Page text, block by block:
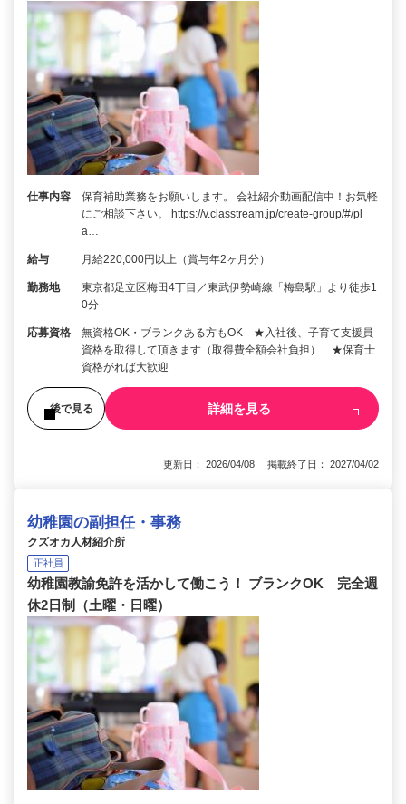
仕事内容
保育補助業務をお願いします。 会社紹介動画配信中！お気軽
にご相談下さい。 https://v.classtream.jp/create-group/#/pl
a…
給与 月給220,000円以上（賞与年2ヶ月分）
勤務地
東京都足立区梅田4丁目／東武伊勢崎線「梅島駅」より徒歩1
0分
応募資格
無資格OK・ブランクある方もOK ★入社後、子育て支援員
資格を取得して頂きます（取得費全額会社負担） ★保育士
資格がれば大歓迎
後で見る 詳細を見る
更新日： 2026/04/08 掲載終了日： 2027/04/02
幼稚園の副担任・事務
クズオカ人材紹介所
正社員
幼稚園教諭免許を活かして働こう！ ブランクOK 完全週
休2日制（土曜・日曜）